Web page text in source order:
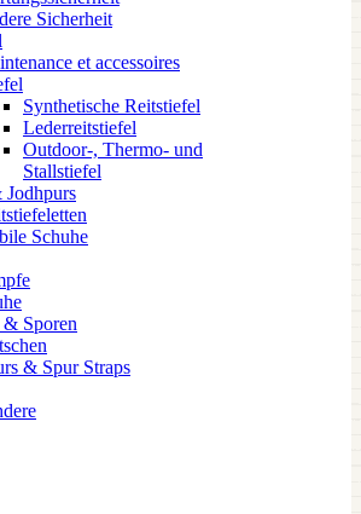
Sicherheit
et accessoires
Synthetische Reitstiefel
Lederreitstiefel
Outdoor-, Thermo- und
Stallstiefel
Jodhpurs
Schuhe
& Sporen
& Spur Straps